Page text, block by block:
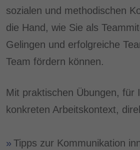
sozialen und methodischen
die Hand, wie Sie als
Gelingen und erfolgreiche
Team fördern können.
Mit praktischen Übungen, für
konkreten Arbeitskontext,
Tipps zur Kommunikation